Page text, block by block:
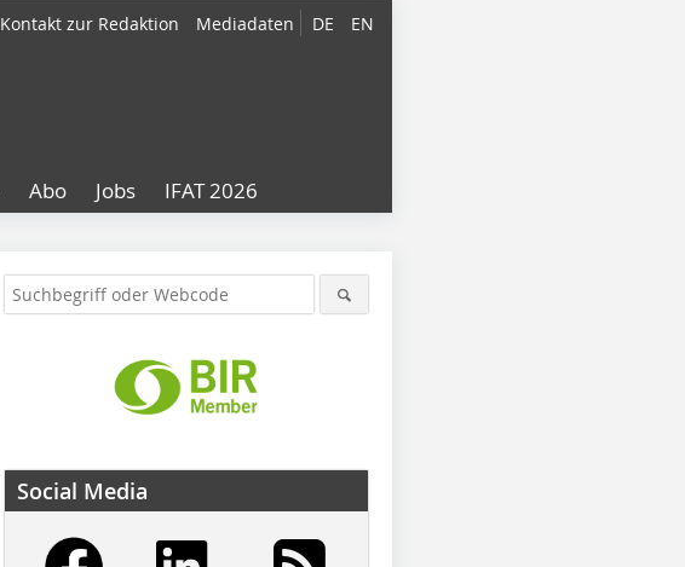
DE EN
Kontakt zur Redaktion Mediadaten
Abo Jobs IFAT 2026
Social Media